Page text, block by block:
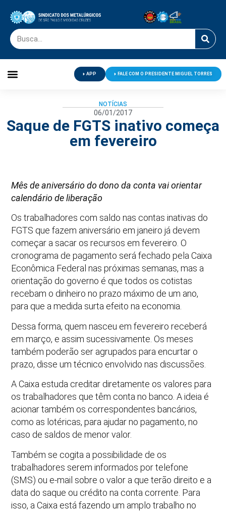
APP FALE COM O PRESIDENTE MIGUEL TORRES
NOTÍCIAS
06/01/2017
Saque de FGTS inativo começa
em fevereiro
Mês de aniversário do dono da conta vai orientar
calendário de liberação
Os trabalhadores com saldo nas contas inativas do
FGTS que fazem aniversário em janeiro já devem
começar a sacar os recursos em fevereiro. O
cronograma de pagamento será fechado pela Caixa
Econômica Federal nas próximas semanas, mas a
orientação do governo é que todos os cotistas
recebam o dinheiro no prazo máximo de um ano,
para que a medida surta efeito na economia.
Dessa forma, quem nasceu em fevereiro receberá
em março, e assim sucessivamente. Os meses
também poderão ser agrupados para encurtar o
prazo, disse um técnico envolvido nas discussões.
A Caixa estuda creditar diretamente os valores para
os trabalhadores que têm conta no banco. A ideia é
acionar também os correspondentes bancários,
como as lotéricas, para ajudar no pagamento, no
caso de saldos de menor valor.
Também se cogita a possibilidade de os
trabalhadores serem informados por telefone
(SMS) ou e-mail sobre o valor a que terão direito e a
data do saque ou crédito na conta corrente. Para
isso, a Caixa está fazendo um amplo trabalho no